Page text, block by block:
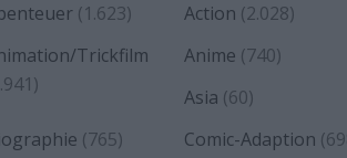
(1.623) Action (2.028)
Trickfilm
Anime (740)
Asia (60)
(765) Comic-Adaption